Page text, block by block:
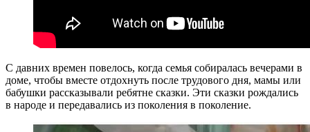
С давних времен повелось, когда семья собиралась вечерами в
доме, чтобы вместе отдохнуть после трудового дня, мамы или
бабушки рассказывали ребятне сказки. Эти сказки рождались
в народе и передавались из поколения в поколение.